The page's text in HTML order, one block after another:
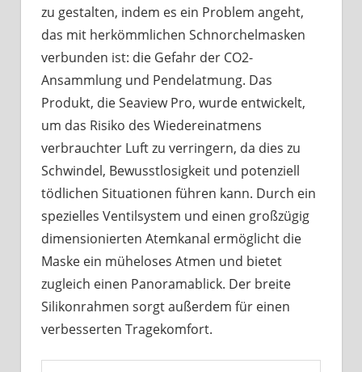
zu gestalten, indem es ein Problem angeht,
das mit herkömmlichen Schnorchelmasken
verbunden ist: die Gefahr der CO2-
Ansammlung und Pendelatmung. Das
Produkt, die Seaview Pro, wurde entwickelt,
um das Risiko des Wiedereinatmens
verbrauchter Luft zu verringern, da dies zu
Schwindel, Bewusstlosigkeit und potenziell
tödlichen Situationen führen kann. Durch ein
spezielles Ventilsystem und einen großzügig
dimensionierten Atemkanal ermöglicht die
Maske ein müheloses Atmen und bietet
zugleich einen Panoramablick. Der breite
Silikonrahmen sorgt außerdem für einen
verbesserten Tragekomfort.